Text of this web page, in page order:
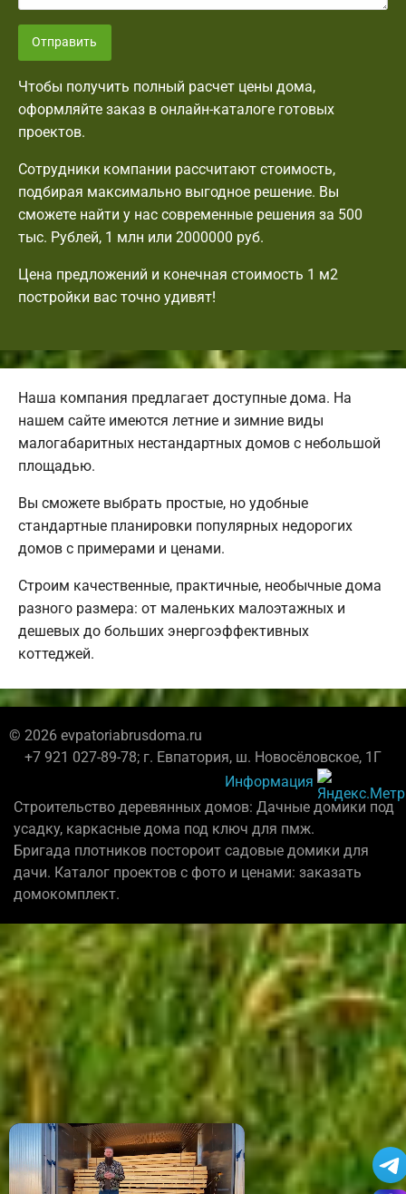
Отправить
Чтобы получить полный расчет цены дома,
оформляйте заказ в онлайн-каталоге готовых
проектов.
Сотрудники компании рассчитают стоимость,
подбирая максимально выгодное решение. Вы
сможете найти у нас современные решения за 500
тыс. Рублей, 1 млн или 2000000 руб.
Цена предложений и конечная стоимость 1 м2
постройки вас точно удивят!
Наша компания предлагает доступные дома. На
нашем сайте имеются летние и зимние виды
малогабаритных нестандартных домов с небольшой
площадью.
Вы сможете выбрать простые, но удобные
стандартные планировки популярных недорогих
домов с примерами и ценами.
Строим качественные, практичные, необычные дома
разного размера: от маленьких малоэтажных и
дешевых до больших энергоэффективных
коттеджей.
© 2026 evpatoriabrusdoma.ru
+7 921 027-89-78; г. Евпатория, ш. Новосёловское, 1Г
Информация
Строительство деревянных домов: Дачные домики под
усадку, каркасные дома под ключ для пмж.
Бригада плотников постороит садовые домики для
дачи. Каталог проектов с фото и ценами: заказать
домокомплект.